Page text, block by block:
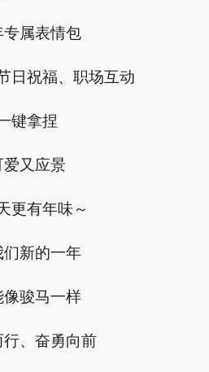
专属表情包
日祝福、职场互动
键拿捏
爱又应景
更有年味～
们新的一年
像骏马一样
行、奋勇向前